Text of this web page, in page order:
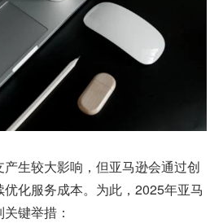
生较大影响，但亚马逊会通过创
化服务成本。为此，2025年亚马
键举措：